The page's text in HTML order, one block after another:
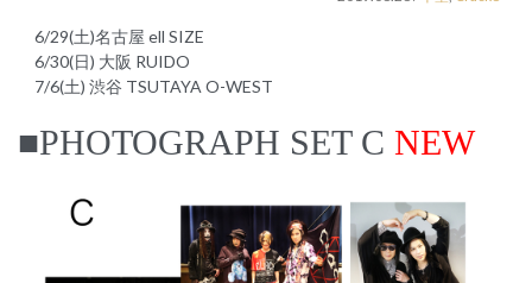
6/29(土)名古屋 ell SIZE
6/30(日) 大阪 RUIDO
7/6(土) 渋谷 TSUTAYA O-WEST
■PHOTOGRAPH SET C NEW